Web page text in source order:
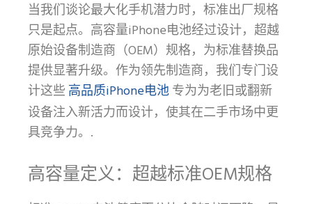
当我们谈论最大化手机潜力时，标准出厂规格
只是起点。高容量iPhone电池经过设计，超越
原始设备制造商（OEM）规格，为标准替换品
提供显著升级。作为领先制造商，我们专门设
计这些 高品质iPhone电池专为为老旧或翻新
设备注入新活力而设计，使其在二手市场中更
具竞争力。.
高容量定义：超越标准OEM规格